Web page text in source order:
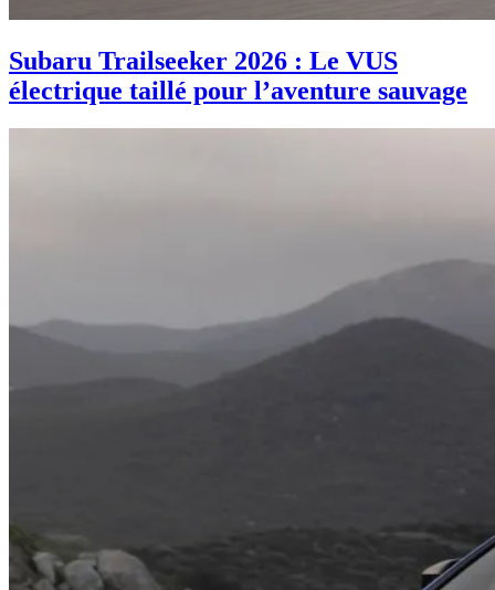
Subaru Trailseeker 2026 : Le VUS
électrique taillé pour l’aventure sauvage